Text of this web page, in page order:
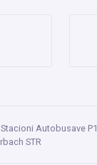
Stacioni Autobusave P1
STR